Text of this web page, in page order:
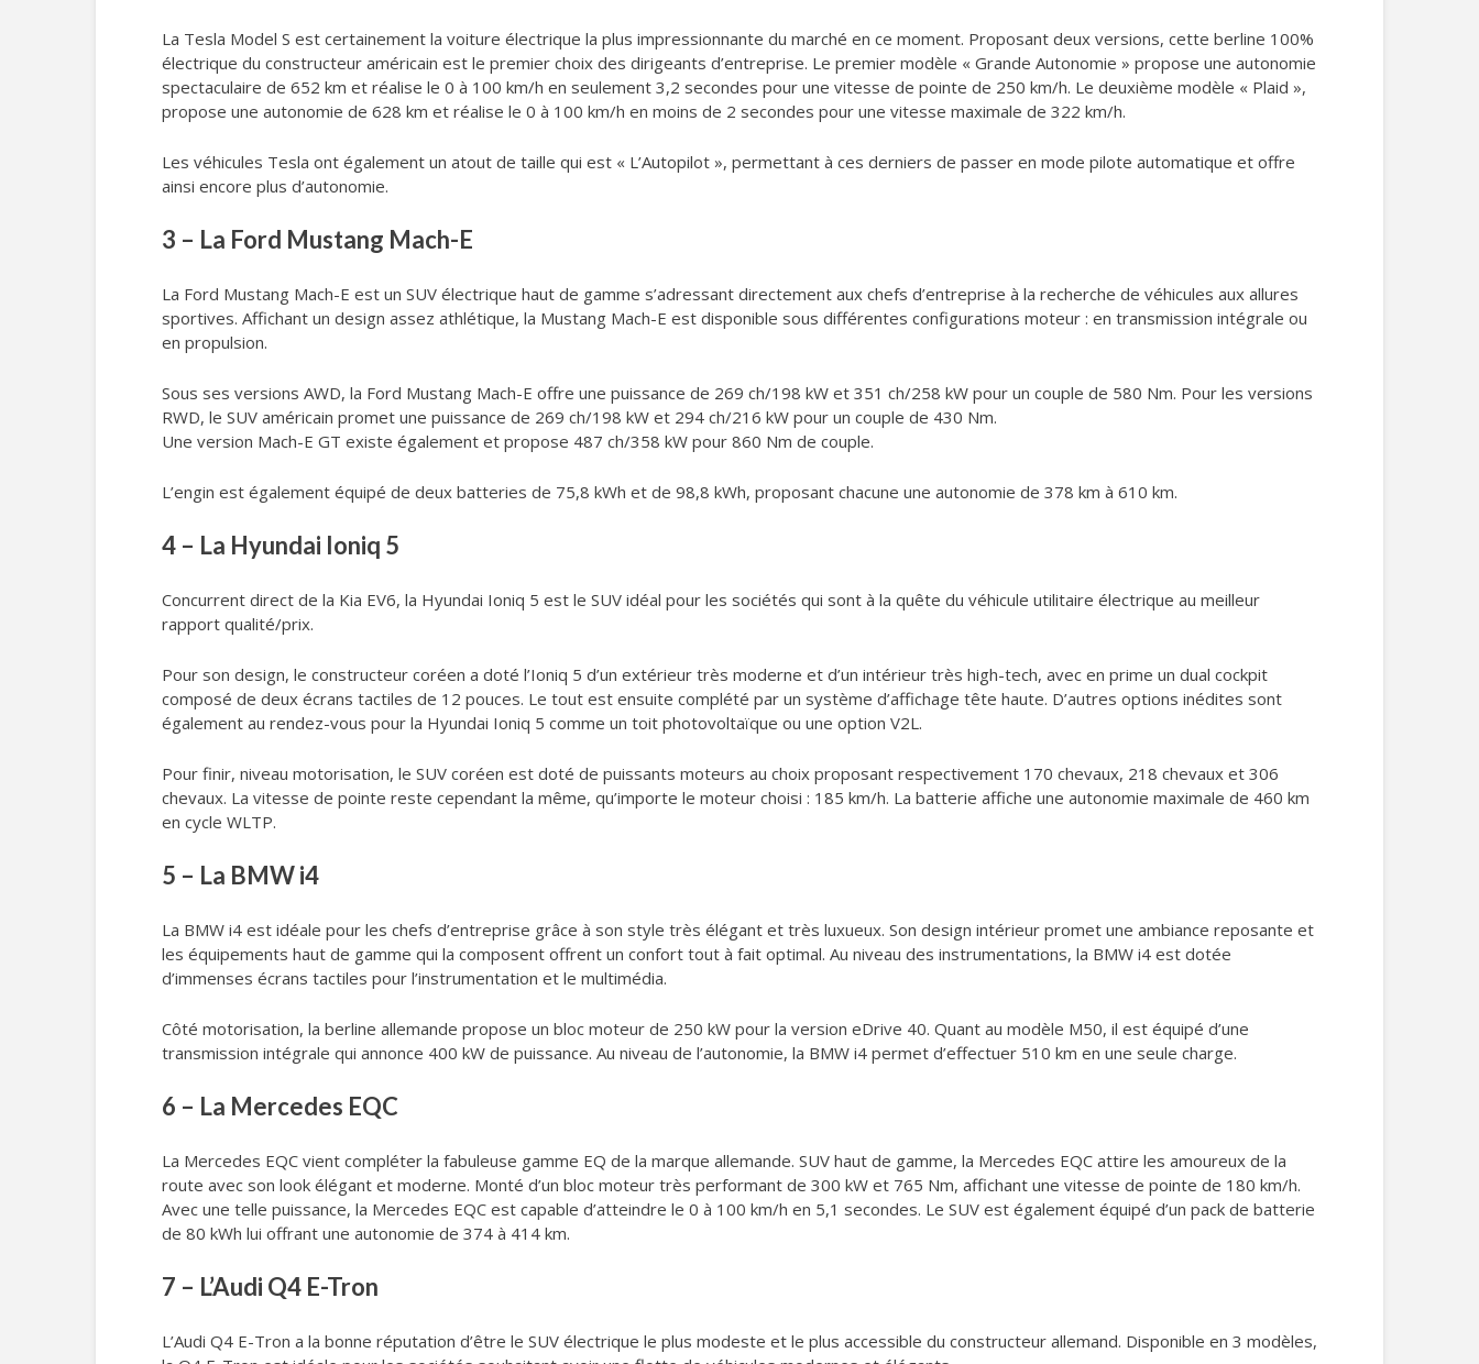
La Tesla Model S est certainement la voiture électrique la plus impressionnante du marché en ce moment. Proposant deux versions, cette berline 100%
électrique du constructeur américain est le premier choix des dirigeants d’entreprise. Le premier modèle « Grande Autonomie » propose une autonomie
spectaculaire de 652 km et réalise le 0 à 100 km/h en seulement 3,2 secondes pour une vitesse de pointe de 250 km/h. Le deuxième modèle « Plaid »,
propose une autonomie de 628 km et réalise le 0 à 100 km/h en moins de 2 secondes pour une vitesse maximale de 322 km/h.
Les véhicules Tesla ont également un atout de taille qui est « L’Autopilot », permettant à ces derniers de passer en mode pilote automatique et offre
ainsi encore plus d’autonomie.
3 – La Ford Mustang Mach-E
La Ford Mustang Mach-E est un SUV électrique haut de gamme s’adressant directement aux chefs d’entreprise à la recherche de véhicules aux allures
sportives. Affichant un design assez athlétique, la Mustang Mach-E est disponible sous différentes configurations moteur : en transmission intégrale ou
en propulsion.
Sous ses versions AWD, la Ford Mustang Mach-E offre une puissance de 269 ch/198 kW et 351 ch/258 kW pour un couple de 580 Nm. Pour les versions
RWD, le SUV américain promet une puissance de 269 ch/198 kW et 294 ch/216 kW pour un couple de 430 Nm.
Une version Mach-E GT existe également et propose 487 ch/358 kW pour 860 Nm de couple.
L’engin est également équipé de deux batteries de 75,8 kWh et de 98,8 kWh, proposant chacune une autonomie de 378 km à 610 km.
4 – La Hyundai Ioniq 5
Concurrent direct de la Kia EV6, la Hyundai Ioniq 5 est le SUV idéal pour les sociétés qui sont à la quête du véhicule utilitaire électrique au meilleur
rapport qualité/prix.
Pour son design, le constructeur coréen a doté l’Ioniq 5 d’un extérieur très moderne et d’un intérieur très high-tech, avec en prime un dual cockpit
composé de deux écrans tactiles de 12 pouces. Le tout est ensuite complété par un système d’affichage tête haute. D’autres options inédites sont
également au rendez-vous pour la Hyundai Ioniq 5 comme un toit photovoltaïque ou une option V2L.
Pour finir, niveau motorisation, le SUV coréen est doté de puissants moteurs au choix proposant respectivement 170 chevaux, 218 chevaux et 306
chevaux. La vitesse de pointe reste cependant la même, qu’importe le moteur choisi : 185 km/h. La batterie affiche une autonomie maximale de 460 km
en cycle WLTP.
5 – La BMW i4
La BMW i4 est idéale pour les chefs d’entreprise grâce à son style très élégant et très luxueux. Son design intérieur promet une ambiance reposante et
les équipements haut de gamme qui la composent offrent un confort tout à fait optimal. Au niveau des instrumentations, la BMW i4 est dotée
d’immenses écrans tactiles pour l’instrumentation et le multimédia.
Côté motorisation, la berline allemande propose un bloc moteur de 250 kW pour la version eDrive 40. Quant au modèle M50, il est équipé d’une
transmission intégrale qui annonce 400 kW de puissance. Au niveau de l’autonomie, la BMW i4 permet d’effectuer 510 km en une seule charge.
6 – La Mercedes EQC
La Mercedes EQC vient compléter la fabuleuse gamme EQ de la marque allemande. SUV haut de gamme, la Mercedes EQC attire les amoureux de la
route avec son look élégant et moderne. Monté d’un bloc moteur très performant de 300 kW et 765 Nm, affichant une vitesse de pointe de 180 km/h.
Avec une telle puissance, la Mercedes EQC est capable d’atteindre le 0 à 100 km/h en 5,1 secondes. Le SUV est également équipé d’un pack de batterie
de 80 kWh lui offrant une autonomie de 374 à 414 km.
7 – L’Audi Q4 E-Tron
L’Audi Q4 E-Tron a la bonne réputation d’être le SUV électrique le plus modeste et le plus accessible du constructeur allemand. Disponible en 3 modèles,